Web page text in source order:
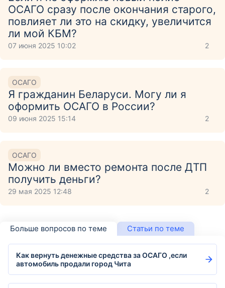
ОСАГО сразу после окончания старого,
повлияет ли это на скидку, увеличится
ли мой КБМ?
07 июня 2025 10:02 2
ОСАГО
Я гражданин Беларуси. Могу ли я
оформить ОСАГО в России?
09 июня 2025 15:14 2
ОСАГО
Можно ли вместо ремонта после ДТП
получить деньги?
29 мая 2025 12:48 2
Больше вопросов по теме Статьи по теме
Как вернуть денежные средства за ОСАГО ,если
автомобиль продали город Чита